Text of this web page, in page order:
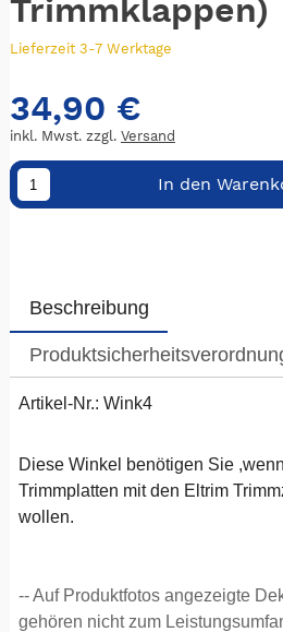
Trimmklappen)
Lieferzeit 3-7 Werktage
34,90 €
inkl. Mwst. zzgl. Versand
In den
Beschreibung
Artikel-Nr.: Wink4
Diese Winkel benötigen Sie
Trimmplatten mit den Eltrim
wollen.
-- Auf Produktfotos angezeigte
gehören nicht zum